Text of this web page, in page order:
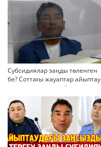
Субсидиялар заңды төленген
бе? Соттағы жауаптар айыптау
тұжырымдарын қайта қарауға
негіз бола ала ма?